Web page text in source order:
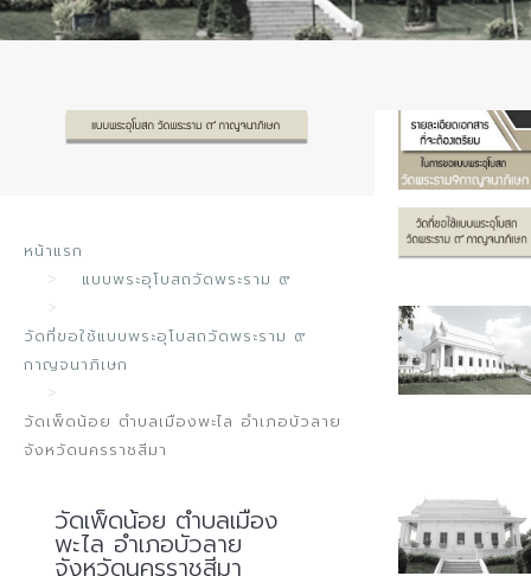
Rama9 Slide2
แบบพระอุโบสถวัดพระราม ๙
Rama9 Slide
Rama9 Slide3
หน้าแรก
แบบพระอุโบสถวัดพระราม ๙
วัดที่ขอใช้แบบพระอุโบสถวัดพระราม ๙
กาญจนาภิเษก
วัดเพ็ดน้อย ตำบลเมืองพะไล อำเภอบัวลาย
จังหวัดนครราชสีมา
วัดเพ็ดน้อย ตำบลเมือง
พะไล อำเภอบัวลาย
จังหวัดนครราชสีมา